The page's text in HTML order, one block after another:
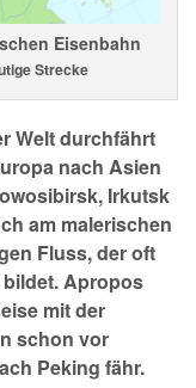
Eisenbahn
Strecke
Welt durchfährt
nach Asien
Irkutsk
am malerischen
Fluss, der oft
Apropos
mit der
schon vor
Peking fähr.